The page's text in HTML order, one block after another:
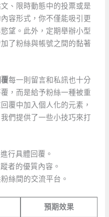
、限時動態中的投票或是
容形式，你不僅能吸引更
望。此外，定期舉辦小型
了粉絲與帳號之間的黏著
每一則留言和私訊也十分
，而是給予粉絲一種被重
覆中加入個人化的元素，
我們提供了一些小技巧來打
行具體回覆。
者的優質內容。
絲間的交流平台。
預期效果